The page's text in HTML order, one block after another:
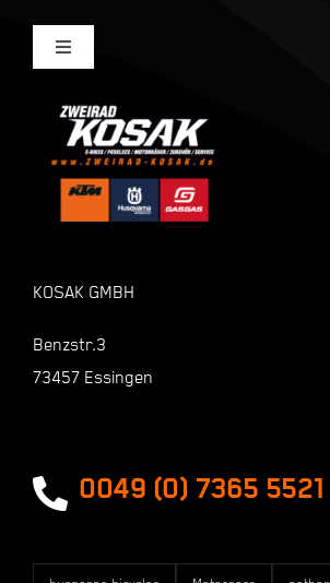
KOSAK GMBH
Benzstr.3
73457 Essingen
0049 (0) 7365 5521
Toggle
Mein Konto
Kasse